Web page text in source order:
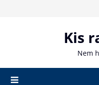
Kis
Nem